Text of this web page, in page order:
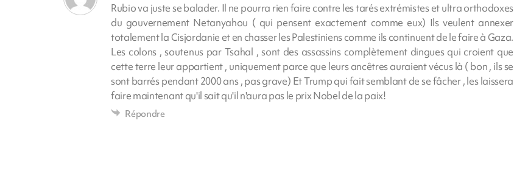
Rubio va juste se balader. Il ne pourra rien faire contre les tarés extrémistes et ultra orthodoxes
du gouvernement Netanyahou ( qui pensent exactement comme eux) Ils veulent annexer
totalement la Cisjordanie et en chasser les Palestiniens comme ils continuent de le faire à Gaza.
Les colons , soutenus par Tsahal , sont des assassins complètement dingues qui croient que
cette terre leur appartient , uniquement parce que leurs ancêtres auraient vécus là ( bon , ils se
sont barrés pendant 2000 ans , pas grave) Et Trump qui fait semblant de se fâcher , les laissera
faire maintenant qu'il sait qu'il n'aura pas le prix Nobel de la paix!
Répondre